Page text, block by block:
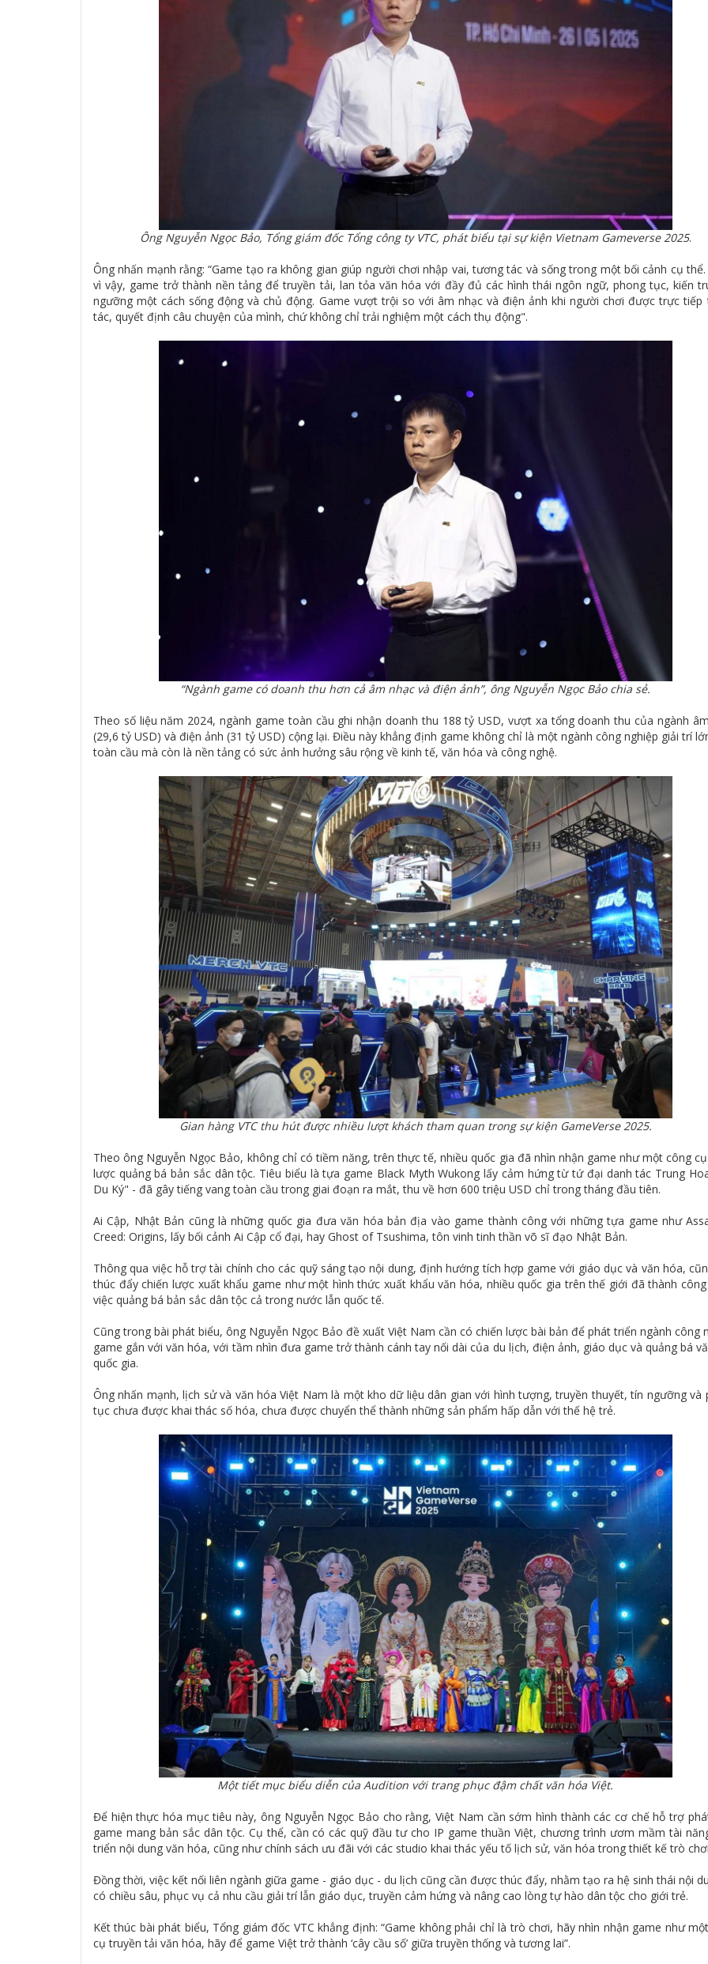
Ông Nguyễn Ngọc Bảo, Tổng giám đốc Tổng công ty VTC, phát biểu tại sự kiện Vietnam Gameverse 2025.
Ông nhấn mạnh rằng: “Game tạo ra không gian giúp người chơi nhập vai, tương tác và sống trong một bối cảnh cụ thể.
vì vậy, game trở thành nền tảng để truyền tải, lan tỏa văn hóa với đầy đủ các hình thái ngôn ngữ, phong tục, kiến
ngưỡng một cách sống động và chủ động. Game vượt trội so với âm nhạc và điện ảnh khi người chơi được trực tiếp
tác, quyết định câu chuyện của mình, chứ không chỉ trải nghiệm một cách thụ động".
“Ngành game có doanh thu hơn cả âm nhạc và điện ảnh”, ông Nguyễn Ngọc Bảo chia sẻ.
Theo số liệu năm 2024, ngành game toàn cầu ghi nhận doanh thu 188 tỷ USD, vượt xa tổng doanh thu của ngành
(29,6 tỷ USD) và điện ảnh (31 tỷ USD) cộng lại. Điều này khẳng định game không chỉ là một ngành công nghiệp giải trí
toàn cầu mà còn là nền tảng có sức ảnh hưởng sâu rộng về kinh tế, văn hóa và công nghệ.
Gian hàng VTC thu hút được nhiều lượt khách tham quan trong sự kiện GameVerse 2025.
Theo ông Nguyễn Ngọc Bảo, không chỉ có tiềm năng, trên thực tế, nhiều quốc gia đã nhìn nhận game như một công
lược quảng bá bản sắc dân tộc. Tiêu biểu là tựa game Black Myth Wukong lấy cảm hứng từ tứ đại danh tác Trung
Du Ký" - đã gây tiếng vang toàn cầu trong giai đoạn ra mắt, thu về hơn 600 triệu USD chỉ trong tháng đầu tiên.
Ai Cập, Nhật Bản cũng là những quốc gia đưa văn hóa bản địa vào game thành công với những tựa game như
Creed: Origins, lấy bối cảnh Ai Cập cổ đại, hay Ghost of Tsushima, tôn vinh tinh thần võ sĩ đạo Nhật Bản.
Thông qua việc hỗ trợ tài chính cho các quỹ sáng tạo nội dung, định hướng tích hợp game với giáo dục và văn hóa,
thúc đẩy chiến lược xuất khẩu game như một hình thức xuất khẩu văn hóa, nhiều quốc gia trên thế giới đã thành
việc quảng bá bản sắc dân tộc cả trong nước lẫn quốc tế.
Cũng trong bài phát biểu, ông Nguyễn Ngọc Bảo đề xuất Việt Nam cần có chiến lược bài bản để phát triển ngành công
game gắn với văn hóa, với tầm nhìn đưa game trở thành cánh tay nối dài của du lịch, điện ảnh, giáo dục và quảng bá
quốc gia.
Ông nhấn mạnh, lịch sử và văn hóa Việt Nam là một kho dữ liệu dân gian với hình tượng, truyền thuyết, tín ngưỡng và
tục chưa được khai thác số hóa, chưa được chuyển thể thành những sản phẩm hấp dẫn với thế hệ trẻ.
Một tiết mục biểu diễn của Audition với trang phục đậm chất văn hóa Việt.
Để hiện thực hóa mục tiêu này, ông Nguyễn Ngọc Bảo cho rằng, Việt Nam cần sớm hình thành các cơ chế hỗ trợ
game mang bản sắc dân tộc. Cụ thể, cần có các quỹ đầu tư cho IP game thuần Việt, chương trình ươm mầm tài
triển nội dung văn hóa, cũng như chính sách ưu đãi với các studio khai thác yếu tố lịch sử, văn hóa trong thiết kế trò
Đồng thời, việc kết nối liên ngành giữa game - giáo dục - du lịch cũng cần được thúc đẩy, nhằm tạo ra hệ sinh thái nội
có chiều sâu, phục vụ cả nhu cầu giải trí lẫn giáo dục, truyền cảm hứng và nâng cao lòng tự hào dân tộc cho giới trẻ.
Kết thúc bài phát biểu, Tổng giám đốc VTC khẳng định: “Game không phải chỉ là trò chơi, hãy nhìn nhận game như
cụ truyền tải văn hóa, hãy để game Việt trở thành ‘cây cầu số’ giữa truyền thống và tương lai”.